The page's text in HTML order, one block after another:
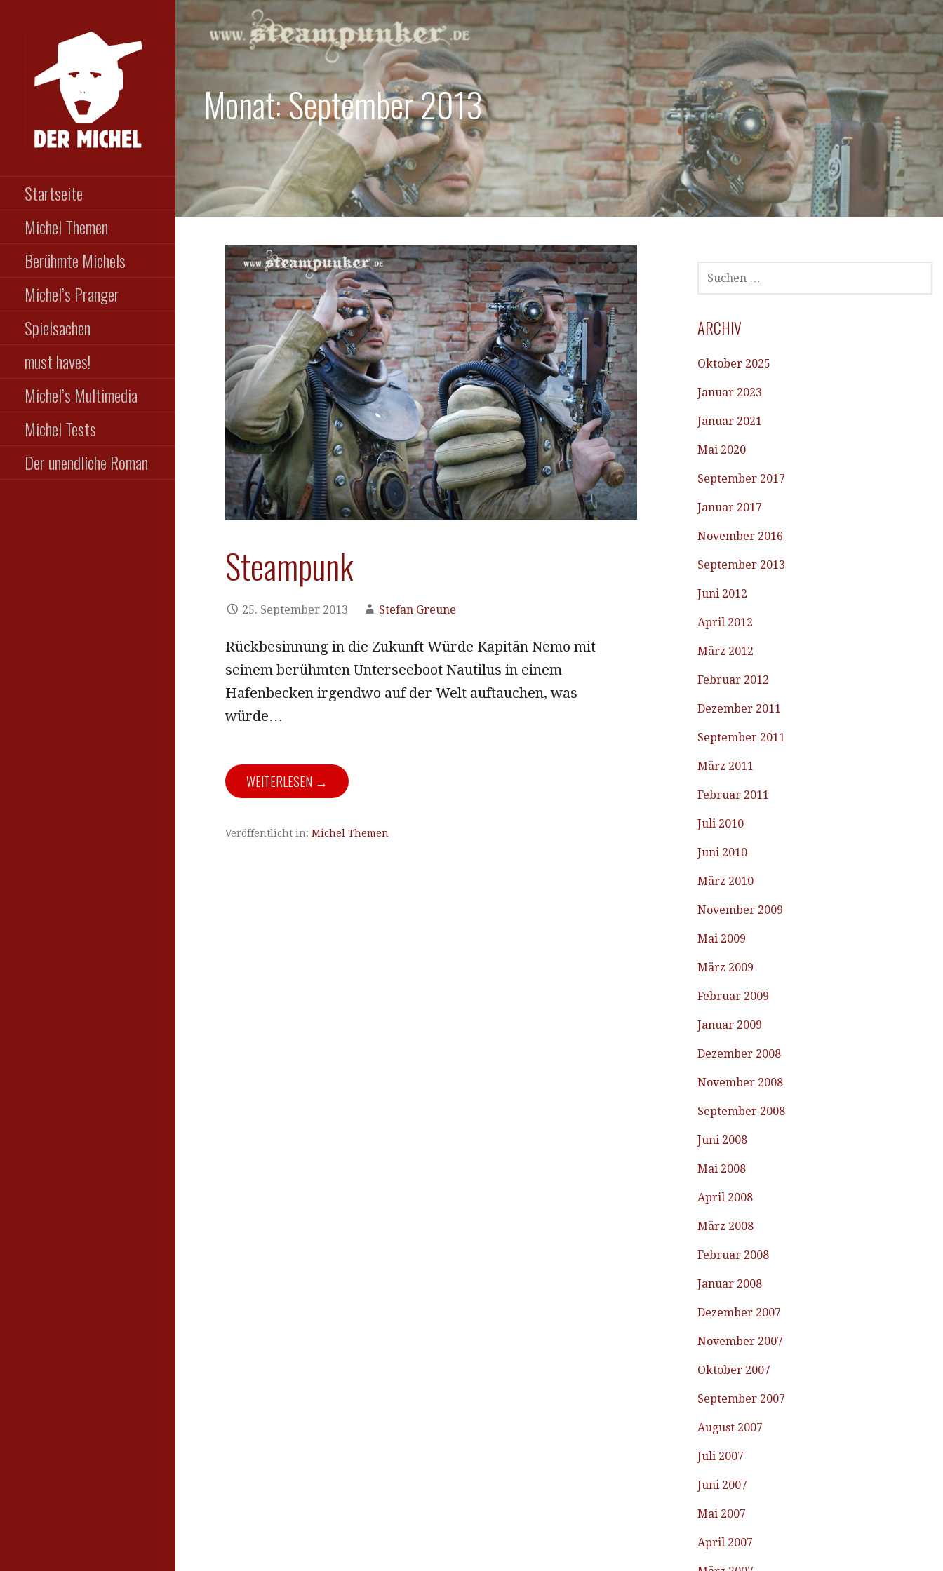
Zum
Inhalt
springen
Startseite
Michel Themen
Berühmte Michels
Michel’s Pranger
Spielsachen
must haves!
Michel’s Multimedia
Michel Tests
Der unendliche Roman
Monat: September 2013
Steampunk
25. September 2013 Stefan Greune
Rückbesinnung in die Zukunft Würde Kapitän Nemo mit
seinem berühmten Unterseeboot Nautilus in einem
Hafenbecken irgendwo auf der Welt auftauchen, was
würde…
WEITERLESEN →
Veröffentlicht in: Michel Themen
SUCHEN
NACH:
ARCHIV
Oktober 2025
Januar 2023
Januar 2021
Mai 2020
September 2017
Januar 2017
November 2016
September 2013
Juni 2012
April 2012
März 2012
Februar 2012
Dezember 2011
September 2011
März 2011
Februar 2011
Juli 2010
Juni 2010
März 2010
November 2009
Mai 2009
März 2009
Februar 2009
Januar 2009
Dezember 2008
November 2008
September 2008
Juni 2008
Mai 2008
April 2008
März 2008
Februar 2008
Januar 2008
Dezember 2007
November 2007
Oktober 2007
September 2007
August 2007
Juli 2007
Juni 2007
Mai 2007
April 2007